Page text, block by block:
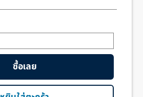
ซื้อเลย